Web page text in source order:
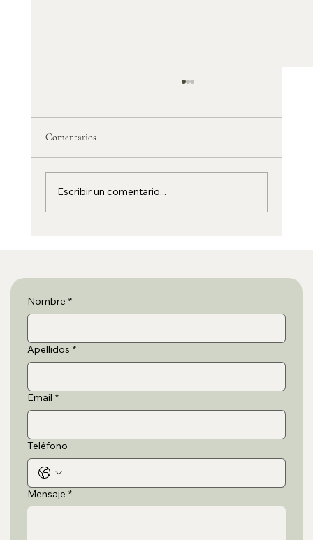
Comentarios
Escribir un comentario...
Nombre *
Apellidos *
Email *
Teléfono
Mensaje *